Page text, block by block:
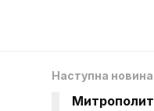
Наступна новина